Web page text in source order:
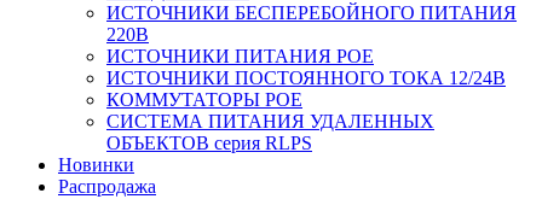
ИСТОЧНИКИ БЕСПЕРЕБОЙНОГО ПИТАНИЯ
220В
ИСТОЧНИКИ ПИТАНИЯ POE
ИСТОЧНИКИ ПОСТОЯННОГО ТОКА 12/24В
КОММУТАТОРЫ POE
СИСТЕМА ПИТАНИЯ УДАЛЕННЫХ
ОБЪЕКТОВ серия RLPS
Новинки
Распродажа